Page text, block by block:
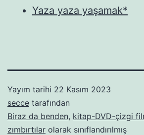
Yaza yaza yaşamak*
Yayım tarihi 22 Kasım 2023
secce tarafından
Biraz da benden, kitap-DVD-çizgi
zımbırtılar olarak sınıflandırılmış